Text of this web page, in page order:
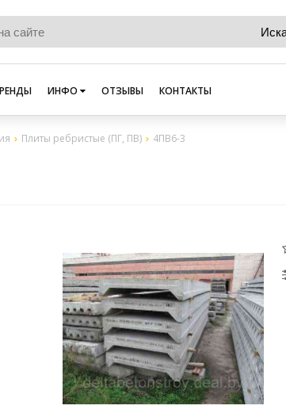
ИНФО ОТЗЫВЫ КОНТАКТЫ
Плиты ребристые (ПГ, ПВ) 4ПВ6-3